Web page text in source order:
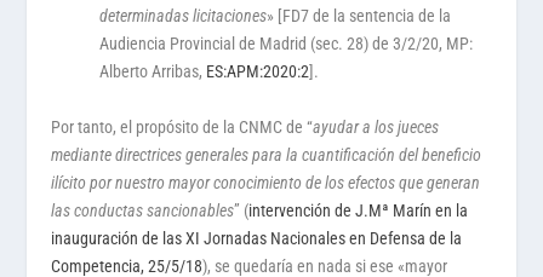
determinadas licitaciones» [FD7 de la sentencia de la
Audiencia Provincial de Madrid (sec. 28) de 3/2/20, MP:
Alberto Arribas, ES:APM:2020:2].
Por tanto, el propósito de la CNMC de “ayudar a los jueces
mediante directrices generales para la cuantificación del beneficio
ilícito por nuestro mayor conocimiento de los efectos que generan
las conductas sancionables” (intervención de J.Mª Marín en la
inauguración de las XI Jornadas Nacionales en Defensa de la
Competencia, 25/5/18), se quedaría en nada si ese «mayor